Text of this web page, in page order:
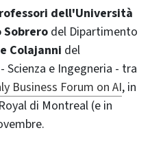
dell'Università
Sobrero del Dipartimento
Colajanni del
e Ingegneria - tra
Business Forum on AI, in
di Montreal (e in